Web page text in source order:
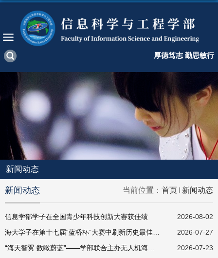
厚德笃志 勤思敏行
新闻动态
当前位置： 首页 新闻动态
新闻动态
信息学部学子在全国青少年科技创新大赛获佳绩
2026-08-02
2026-07-27
2026-07-23